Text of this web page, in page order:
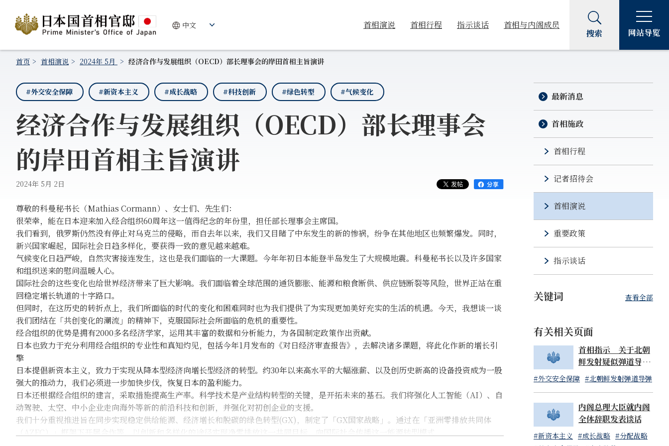
首相演说 首相行程 指示谈话 首相与内阁成员
搜索 网站导览
首页 首相演说 2024年 5月 经济合作与发展组织（OECD）部长理事会的岸田首相主旨演讲
#外交安全保障 #新资本主义 #成长战略 #科技创新 #绿色转型 #气候变化
经济合作与发展组织（OECD）部长理事会
的岸田首相主旨演讲
2024年 5月 2日
尊敬的科曼秘书长（Mathias Cormann）、女士们、先生们：
很荣幸，能在日本迎来加入经合组织60周年这一值得纪念的年份里，担任部长理事会主席国。
我们看到，俄罗斯仍然没有停止对乌克兰的侵略，而自去年以来，我们又目睹了中东发生的新的惨祸，纷争在其他地区也频繁爆发。同时，
新兴国家崛起，国际社会日趋多样化，要获得一致的意见越来越难。
气候变化日趋严峻，自然灾害接连发生，这也是我们面临的一大课题。今年年初日本能登半岛发生了大规模地震。科曼秘书长以及许多国家
和组织送来的慰问温暖人心。
国际社会的这些变化也给世界经济带来了巨大影响。我们面临着全球范围的通货膨胀、能源和粮食断供、供应链断裂等风险，世界正站在重
回稳定增长轨道的十字路口。
但同时，在这历史的转折点上，我们所面临的时代的变化和困难同时也为我们提供了为实现更加美好充实的生活的机遇。今天，我想谈一谈
我们团结在「共创变化的潮流」的精神下，克服国际社会所面临的危机的重要性。
经合组织的优势是拥有2000多名经济学家，运用其丰富的数据和分析能力，为各国制定政策作出贡献。
日本也致力于充分利用经合组织的专业性和真知灼见，包括今年1月发布的《对日经济审查报告》，去解决诸多课题，将此化作新的增长引
擎
日本提倡新资本主义，致力于实现从降本型经济向增长型经济的转型。约30年以来高水平的大幅涨薪、以及创历史新高的设备投资成为一股
强大的推动力，我们必须进一步加快步伐，恢复日本的盈利能力。
日本还根据经合组织的建言，采取措施提高生产率。科学技术是产业结构转型的关键，是开拓未来的基石。我们将强化人工智能（AI）、自
动驾驶、太空、中小企业走向海外等新的前沿科技和创新，并强化对初创企业的支援。
我们十分重视推进旨在同步实现稳定供给能源、经济增长和脱碳的绿色转型(GX)，制定了「GX国家战略」。通过在「亚洲零排放共同体
（AZEC）」框架下开展合作等，以创新和多样化的途径实现净零排放这一共同目标，向国际社会传播这一能源转型模式。
最新消息
首相施政
首相行程
记者招待会
首相演说
重要政策
指示谈话
关键词 查看全部
有关相关页面
首相指示 关于北朝
鲜发射疑似弹道导弹
物体事宜（07:14发
布）
#外交安全保障 #北朝鲜发射弹道导弹
内阁总理大臣就内阁
全体辞职发表谈话
#新资本主义 #成长战略 #分配战略